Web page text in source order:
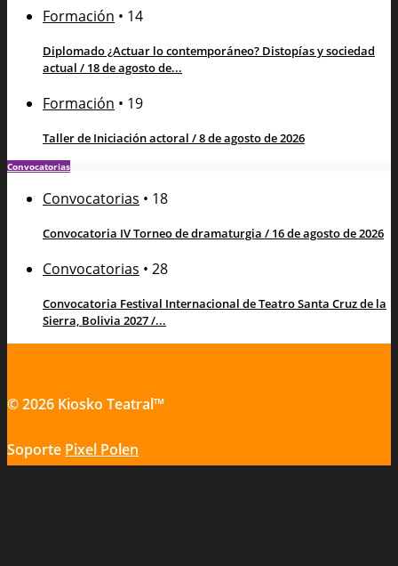
Formación • 14
Diplomado ¿Actuar lo contemporáneo? Distopías y sociedad
actual / 18 de agosto de...
Formación • 19
Taller de Iniciación actoral / 8 de agosto de 2026
Convocatorias
Convocatorias • 18
Convocatoria IV Torneo de dramaturgia / 16 de agosto de 2026
Convocatorias • 28
Convocatoria Festival Internacional de Teatro Santa Cruz de la
Sierra, Bolivia 2027 /...
© 2026 Kiosko Teatral™
Soporte Pixel Polen